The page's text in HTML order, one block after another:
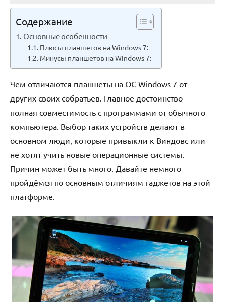
Содержание
Основные особенности
Плюсы планшетов на Windows 7:
Минусы планшетов на Windows 7:
Чем отличаются планшеты на ОС Windows 7 от
других своих собратьев. Главное достоинство –
полная совместимость с программами от обычного
компьютера. Выбор таких устройств делают в
основном люди, которые привыкли к Виндовс или
не хотят учить новые операционные системы.
Причин может быть много. Давайте немного
пройдёмся по основным отличиям гаджетов на этой
платформе.